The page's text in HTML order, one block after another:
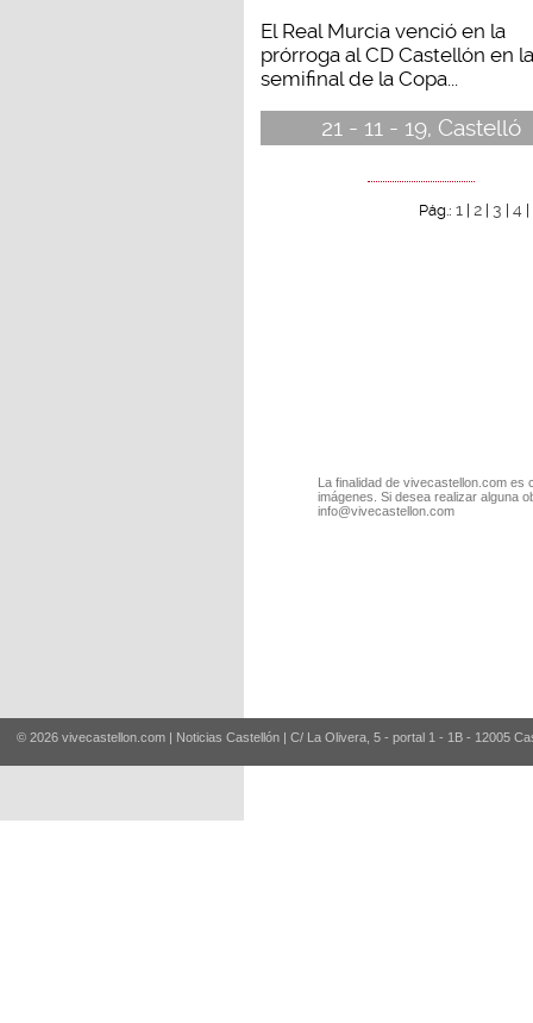
El Real Murcia venció en la
prórroga al CD Castellón en la
semifinal de la Copa...
21 - 11 - 19, Castelló
Pág.:1 |2 3 |4
La finalidad de vivecastellon.com
imágenes. Si desea realizar alguna
info@vivecastellon.com
© 2026 vivecastellon.com | Noticias Castellón | C/ La Olivera, 5 - portal 1 - 1B - 12005